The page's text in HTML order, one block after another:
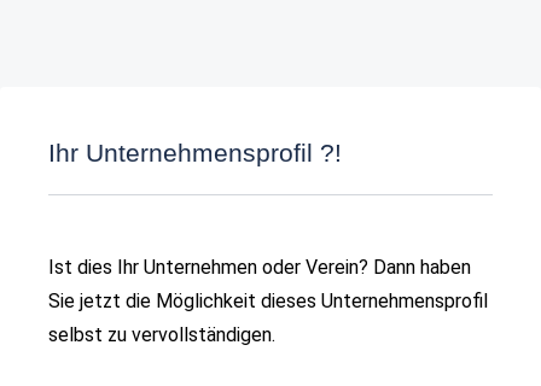
Ihr Unternehmensprofil ?!
Ist dies Ihr Unternehmen oder Verein? Dann haben
Sie jetzt die Möglichkeit dieses Unternehmensprofil
selbst zu vervollständigen.